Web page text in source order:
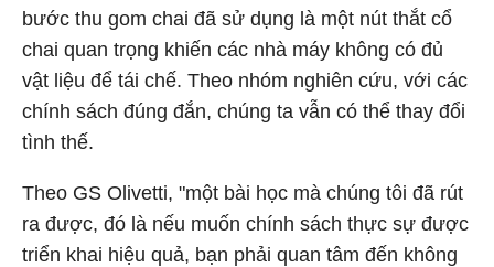
bước thu gom chai đã sử dụng là một nút thắt cổ
chai quan trọng khiến các nhà máy không có đủ
vật liệu để tái chế. Theo nhóm nghiên cứu, với các
chính sách đúng đắn, chúng ta vẫn có thể thay đổi
tình thế.
Theo GS Olivetti, "một bài học mà chúng tôi đã rút
ra được, đó là nếu muốn chính sách thực sự được
triển khai hiệu quả, bạn phải quan tâm đến không